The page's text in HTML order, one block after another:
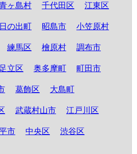
ヶ島村 千代田区 江東区
日の出町 昭島市 小笠原村
練馬区 檜原村 調布市
足立区 奥多摩町 町田市
葛飾区 大島町
武蔵村山市 江戸川区
市 中央区 渋谷区